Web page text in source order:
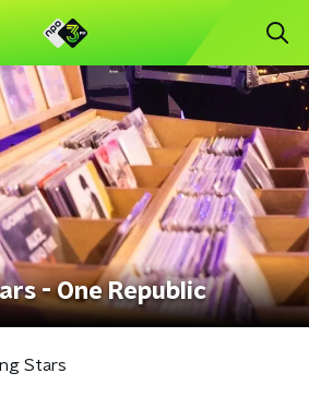
- One Republic
Stars